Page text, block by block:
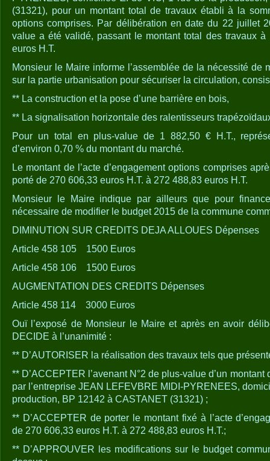
(31321), pour un montant total de travaux établi à la
options comprises. Par délibération en date du 22 juillet
value a été validé, passant le montant total des travaux
euros H.T.
Monsieur le Maire informe l’assemblée de la nécessité de
sur la partie urbanisation pour sécuriser la circulation,
** La construction et la pose d’une barrière en bois,
** La signalisation horizontale des ralentisseurs
Pour un total en plus-value de 1 882,50 € H.T.,
d’environ 0,70 % du montant du marché.
Le montant de l’acte d’engagement options comprises
porté de 270 606,33 euros H.T. à 272 488,83 euros H.T.
Monsieur le Maire indique par ailleurs que pour
nécessaire de modifier le budget 2015 de la commune
DIMINUTION SUR CREDITS DEJA ALLOUES Dépenses
Article 458 105 1500 Euros
Article 458 106 1500 Euros
AUGMENTATION DES CREDITS Dépenses
Article 458 114 3000 Euros
Ouï l’exposé de Monsieur le Maire et après en avoir
DECIDE à l’unanimité :
** D’AUTORISER la réalisation des travaux tels que
** D’ACCEPTER l’avenant N°2 de plus-value d’un
par l’entreprise JEAN LEFEVBRE MIDI-PYRENEES,
production, BP 12142 à CASTANET (31321) ;
** D’ACCEPTER de porter le montant fixé à l’acte
de 270 606,33 euros H.T. à 272 488,83 euros H.T.;
** D’APPROUVER les modifications sur le budget